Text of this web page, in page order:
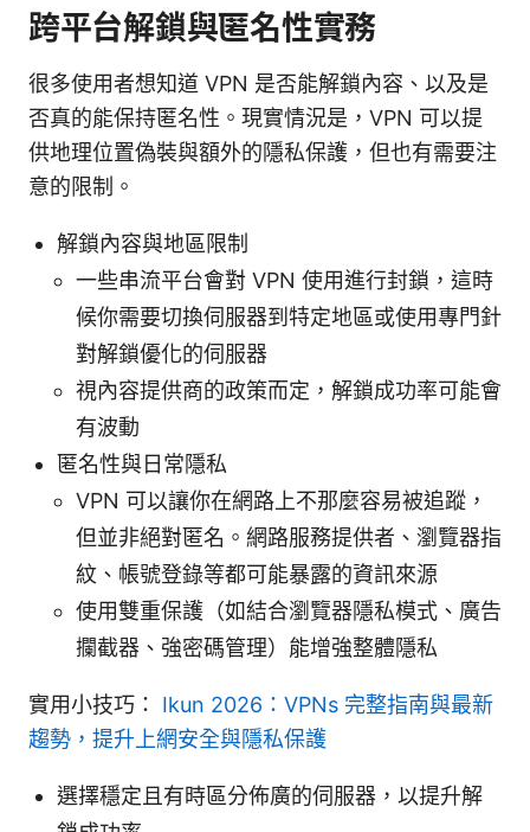
跨平台解鎖與匿名性實務
很多使用者想知道 VPN 是否能解鎖內容、以及是
否真的能保持匿名性。現實情況是，VPN 可以提
供地理位置偽裝與額外的隱私保護，但也有需要注
意的限制。
解鎖內容與地區限制
一些串流平台會對 VPN 使用進行封鎖，這時
候你需要切換伺服器到特定地區或使用專門針
對解鎖優化的伺服器
視內容提供商的政策而定，解鎖成功率可能會
有波動
匿名性與日常隱私
VPN 可以讓你在網路上不那麼容易被追蹤，
但並非絕對匿名。網路服務提供者、瀏覽器指
紋、帳號登錄等都可能暴露的資訊來源
使用雙重保護（如結合瀏覽器隱私模式、廣告
攔截器、強密碼管理）能增強整體隱私
實用小技巧： Ikun 2026：VPNs 完整指南與最新
趨勢，提升上網安全與隱私保護
選擇穩定且有時區分佈廣的伺服器，以提升解